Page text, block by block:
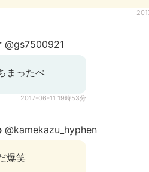
@gs7500921
まったべ
2017-06-11 19時53分
@kamekazu_hyphen
爆笑